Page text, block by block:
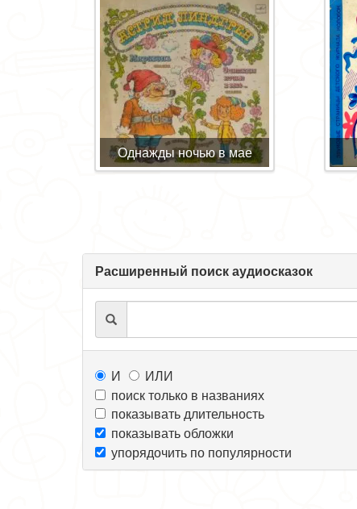
Однажды ночью в мае
Расширенный поиск аудиосказок
И
ИЛИ
поиск только в названиях
показывать длительность
показывать обложки
упорядочить по популярности